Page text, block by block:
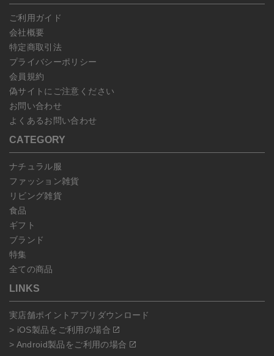
じめご了承ください。
ご利用ガイド
会社概要
特定商取引法
プライバシーポリシー
会員規約
偽サイトにご注意ください
お問い合わせ
よくあるお問い合わせ
CATEGORY
ナチュラル服
ファッション雑貨
リビング雑貨
食品
ギフト
ブランド
特集
全ての商品
LINKS
実店舗ポイントアプリダウンロード
> iOS製品をご利用の場合
> Android製品をご利用の場合